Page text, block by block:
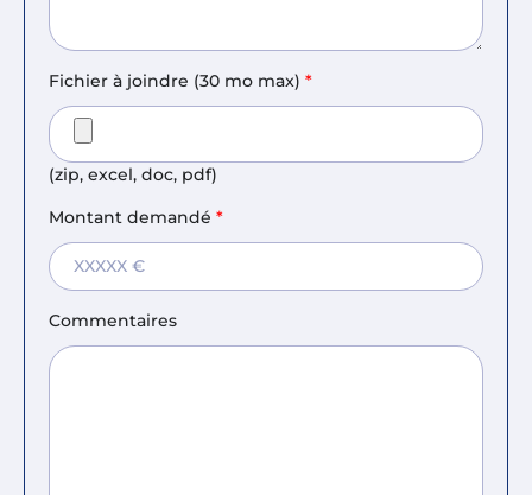
Fichier à joindre (30 mo max) *
(zip, excel, doc, pdf)
Montant demandé *
Commentaires